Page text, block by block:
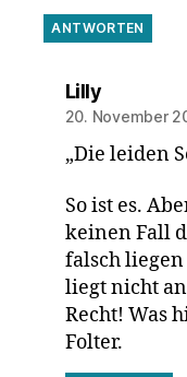
ANTWORTEN
Lillysagt:
20. November
„Die leiden
So ist es.
keinen Fall
falsch
liegt nicht
Recht! Was
Folter.